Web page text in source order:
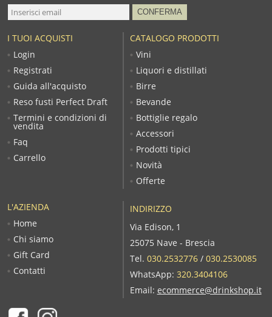
L'AZIENDA
Home
Chi siamo
Gift Card
Contatti
CATALOGO PRODOTTI
Vini
Liquori e distillati
Birre
Bevande
Bottiglie regalo
Accessori
Prodotti tipici
Novità
Offerte
I TUOI ACQUISTI
Login
Registrati
Guida all'acquisto
Reso fusti Perfect Draft
Termini e condizioni di
vendita
Faq
Carrello
INDIRIZZO
Via Edison, 1
25075 Nave - Brescia
Tel. 030.2532776/ 030.2530085
WhatsApp: 320.3404106
Email: ecommerce@drinkshop.it